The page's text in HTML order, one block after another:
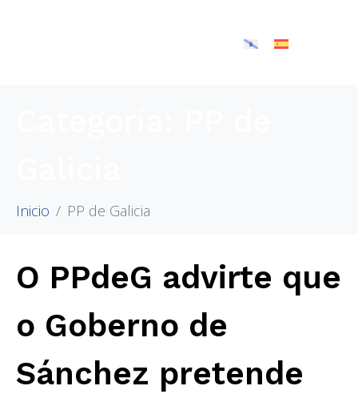
Inicio PP de Galicia
O PPdeG advirte que
o Goberno de
Sánchez pretende